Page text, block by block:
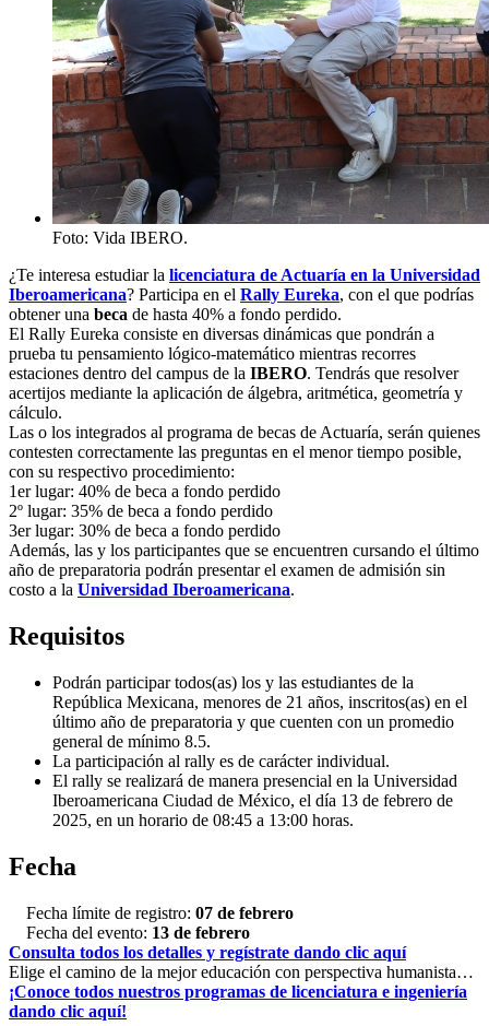
Foto: Vida IBERO.
¿Te interesa estudiar la licenciatura de Actuaría en la Universidad
Iberoamericana? Participa en el Rally Eureka, con el que podrías
obtener una beca de hasta 40% a fondo perdido.
El Rally Eureka consiste en diversas dinámicas que pondrán a
prueba tu pensamiento lógico-matemático mientras recorres
estaciones dentro del campus de la IBERO. Tendrás que resolver
acertijos mediante la aplicación de álgebra, aritmética, geometría y
cálculo.
Las o los integrados al programa de becas de Actuaría, serán quienes
contesten correctamente las preguntas en el menor tiempo posible,
con su respectivo procedimiento:
1er lugar: 40% de beca a fondo perdido
2º lugar: 35% de beca a fondo perdido
3er lugar: 30% de beca a fondo perdido
Además, las y los participantes que se encuentren cursando el último
año de preparatoria podrán presentar el examen de admisión sin
costo a la Universidad Iberoamericana.
Requisitos
Podrán participar todos(as) los y las estudiantes de la
República Mexicana, menores de 21 años, inscritos(as) en el
último año de preparatoria y que cuenten con un promedio
general de mínimo 8.5.
La participación al rally es de carácter individual.
El rally se realizará de manera presencial en la Universidad
Iberoamericana Ciudad de México, el día 13 de febrero de
2025, en un horario de 08:45 a 13:00 horas.
Fecha
Fecha límite de registro: 07 de febrero
Fecha del evento: 13 de febrero
Consulta todos los detalles y regístrate dando clic aquí
Elige el camino de la mejor educación con perspectiva humanista…
¡Conoce todos nuestros programas de licenciatura e ingeniería
dando clic aquí!